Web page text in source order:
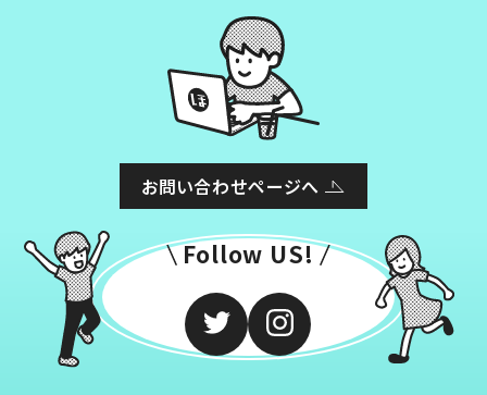
お問い合わせページへ
Follow US!